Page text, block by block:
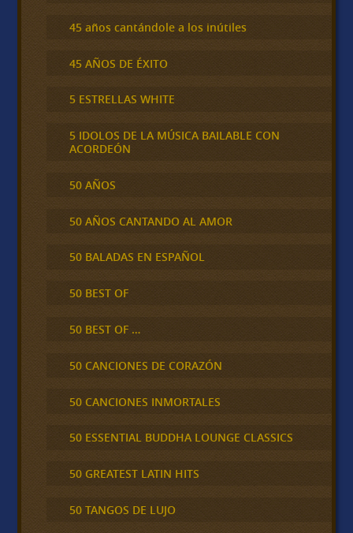
45 años cantándole a los inútiles
45 AÑOS DE ÉXITO
5 ESTRELLAS WHITE
5 IDOLOS DE LA MÚSICA BAILABLE CON
ACORDEÓN
50 AÑOS
50 AÑOS CANTANDO AL AMOR
50 BALADAS EN ESPAÑOL
50 BEST OF
50 BEST OF …
50 CANCIONES DE CORAZÓN
50 CANCIONES INMORTALES
50 ESSENTIAL BUDDHA LOUNGE CLASSICS
50 GREATEST LATIN HITS
50 TANGOS DE LUJO